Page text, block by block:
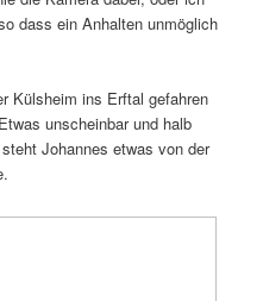
dass ein Anhalten unmöglich
Külsheim ins Erftal gefahren
unscheinbar und halb
Johannes etwas von der